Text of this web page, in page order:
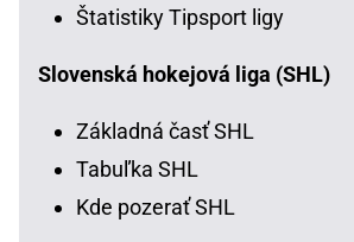
Štatistiky Tipsport ligy
Slovenská hokejová liga (SHL)
Základná časť SHL
Tabuľka SHL
Kde pozerať SHL